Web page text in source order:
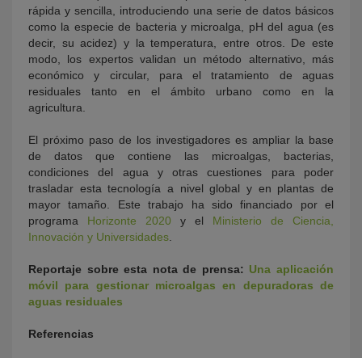
rápida y sencilla, introduciendo una serie de datos básicos
como la especie de bacteria y microalga, pH del agua (es
decir, su acidez) y la temperatura, entre otros. De este
modo, los expertos validan un método alternativo, más
económico y circular, para el tratamiento de aguas
residuales tanto en el ámbito urbano como en la
agricultura.
El próximo paso de los investigadores es ampliar la base
de datos que contiene las microalgas, bacterias,
condiciones del agua y otras cuestiones para poder
trasladar esta tecnología a nivel global y en plantas de
mayor tamaño. Este trabajo ha sido financiado por el
programa Horizonte 2020 y el Ministerio de Ciencia,
Innovación y Universidades
Reportaje sobre esta nota de prensa: Una aplicación
móvil para gestionar microalgas en depuradoras de
aguas residuales
Referencias